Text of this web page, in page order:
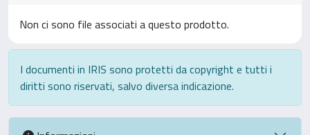
Non ci sono file associati a questo prodotto.
I documenti in IRIS sono protetti da copyright e tutti i
diritti sono riservati, salvo diversa indicazione.